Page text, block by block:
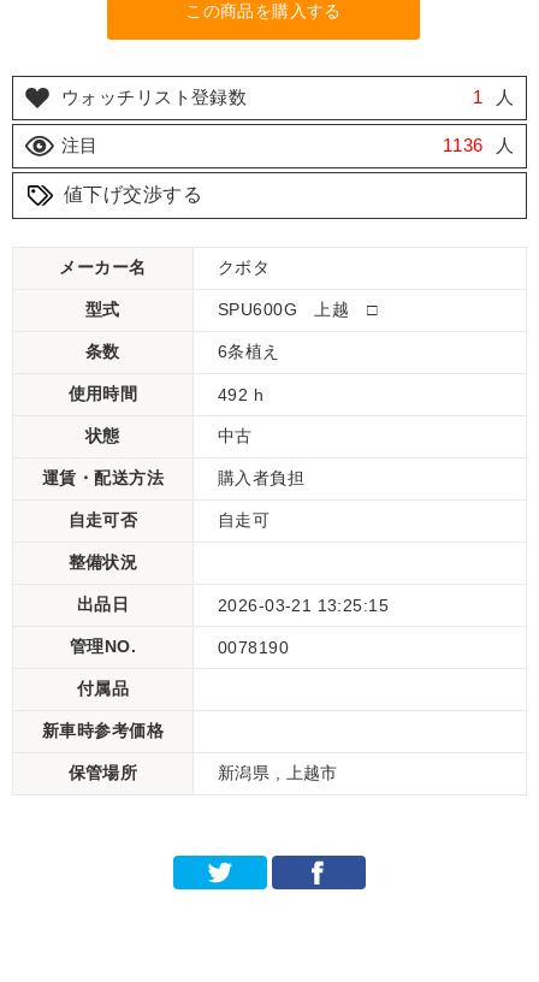
この商品を購入する
ウォッチリスト登録数 1 人
注目 1136 人
値下げ交渉する
メーカー名 クボタ
型式 SPU600G 上越 □
条数 6条植え
使用時間 492 h
状態 中古
運賃・配送方法 購入者負担
自走可否 自走可
整備状況
出品日 2026-03-21 13:25:15
管理NO. 0078190
付属品
新車時参考価格
保管場所 新潟県 , 上越市